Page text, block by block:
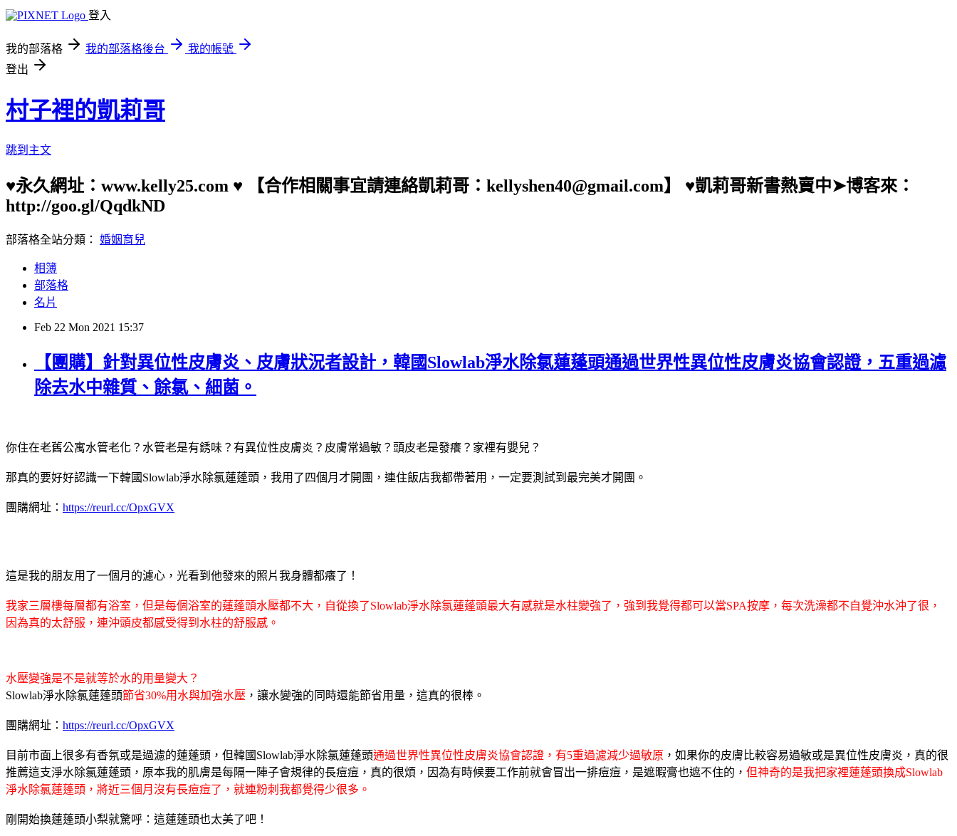
登入
我的部落格 我的部落格後台
我的帳號
登出
村子裡的凱莉哥
跳到主文
♥永久網址：www.kelly25.com ♥ 【合作相關事宜請連絡凱莉哥：kellyshen40@gmail.com】 ♥凱莉哥新書熱賣中➤博客來：
http://goo.gl/QqdkND
部落格全站分類： 婚姻育兒
相簿
部落格
名片
Feb 22 Mon 2021 15:37
【團購】針對異位性皮膚炎、皮膚狀況者設計，韓國Slowlab淨水除氯蓮蓬頭通過世界性異位性皮膚炎協會認證，五重過濾
除去水中雜質、餘氯、細菌。
你住在老舊公寓水管老化？水管老是有銹味？有異位性皮膚炎？皮膚常過敏？頭皮老是發癢？家裡有嬰兒？
那真的要好好認識一下韓國Slowlab淨水除氯蓮蓬頭，我用了四個月才開團，連住飯店我都帶著用，一定要測試到最完美才開團。
團購網址： https://reurl.cc/OpxGVX
這是我的朋友用了一個月的濾心，光看到他發來的照片我身體都癢了！
我家三層樓每層都有浴室，但是每個浴室的蓮蓬頭水壓都不大，自從換了Slowlab淨水除氯蓮蓬頭最大有感就是水柱變強了，強到我覺得都可以當SPA按摩，每次洗澡都不自覺沖水沖了很，
因為真的太舒服，連沖頭皮都感受得到水柱的舒服感。
水壓變強是不是就等於水的用量變大？
Slowlab淨水除氯蓮蓬頭節省30%用水與加強水壓 ，讓水變強的同時還能節省用量，這真的很棒。
團購網址： https://reurl.cc/OpxGVX
目前市面上很多有香氛或是過濾的蓮蓬頭，但韓國Slowlab淨水除氯蓮蓬頭通過世界性異位性皮膚炎協會認證，有5重過濾減少過敏原 ，如果你的皮膚比較容易過敏或是異位性皮膚炎，真的很
推薦這支淨水除氯蓮蓬頭，原本我的肌膚是每隔一陣子會規律的長痘痘，真的很煩，因為有時候要工作前就會冒出一排痘痘，是遮暇膏也遮不住的， 但神奇的是我把家裡蓮蓬頭換成Slowlab
淨水除氯蓮蓬頭，將近三個月沒有長痘痘了，就連粉刺我都覺得少很多。
剛開始換蓮蓬頭小梨就驚呼：這蓮蓬頭也太美了吧！